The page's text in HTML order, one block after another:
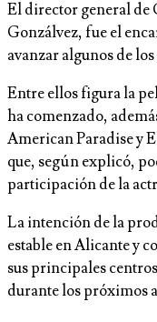
El director general de
Gonzálvez, fue el
avanzar algunos de
Entre ellos figura la
ha comenzado,
American Paradise y
que, según explicó,
participación de la
La intención de la
estable en Alicante y
sus principales
durante los próximos